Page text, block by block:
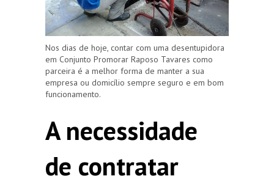
Nos dias de hoje, contar com uma desentupidora
em Conjunto Promorar Raposo Tavares como
parceira é a melhor forma de manter a sua
empresa ou domicílio sempre seguro e em bom
funcionamento.
A necessidade
de contratar